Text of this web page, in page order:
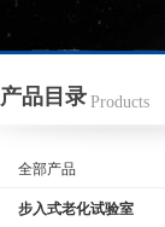
产品目录 Products
全部产品
步入式老化试验室